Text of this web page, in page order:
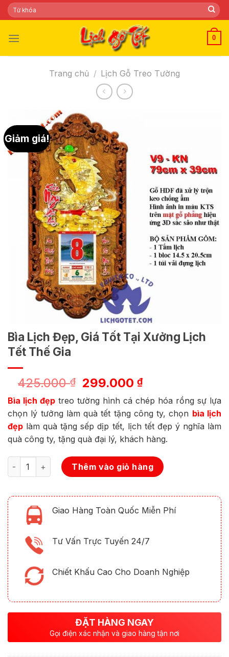
Skip
to
Tìm
kiếm:
0
Trang chủ / Lịch Gỗ Treo Tường
Giảm giá!
Bìa Lịch Đẹp, Giá Tốt Tại Xưởng Lịch
Tết Thế Gia
425.000₫
Giá
gốc
là:
425.000 ₫.
299.000₫Giá
hiện
tại
là:
299.000 ₫.
Bìa lịch đẹp treo tường hình cá chép hóa rồng sự lựa
chọn lý tưởng làm quà tết tặng công ty, chọn bìa lịch
đẹp làm quà tặng sếp dịp tết, lịch tết đẹp ý nghĩa làm
quà công ty, tặng quà đại lý, khách hàng.
Số lượng Thêm vào giỏ hàng
Giao Hàng Toàn Quốc Miễn Phí
Tư Vấn Trực Tuyến 24/7
Chiết Khấu Cao Cho Doanh Nghiệp
ĐẶT HÀNG NGAY
Gọi điện xác nhận và giao hàng tận nơi